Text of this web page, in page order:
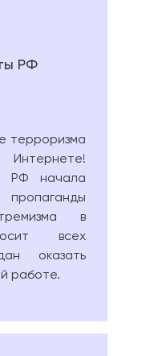
РФ
терроризма
РФ начала
пропаганды
в
всех
оказать
работе.